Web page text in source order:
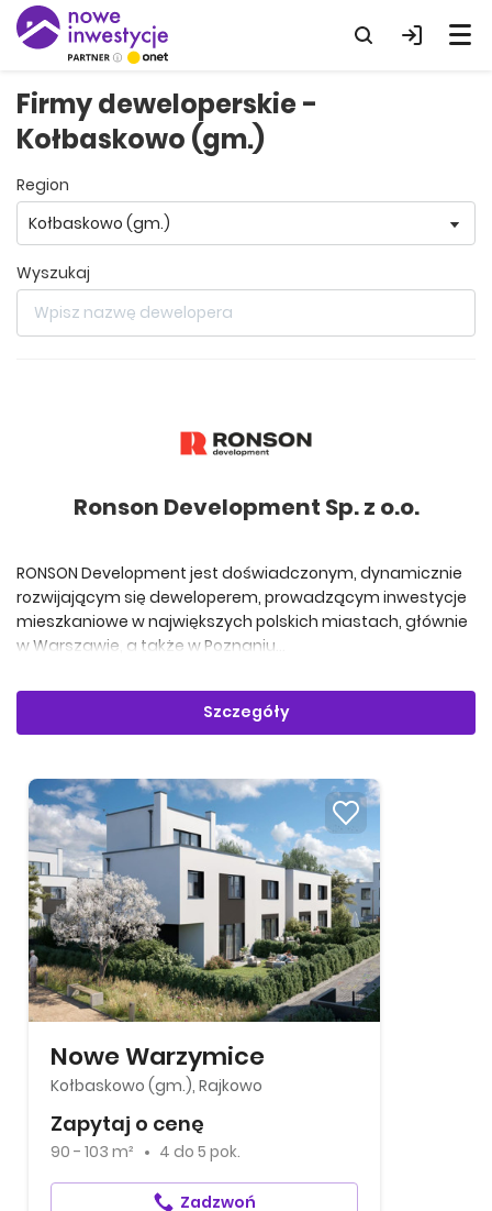
Firmy deweloperskie -
Kołbaskowo (gm.)
region
wyszukaj
Ronson Development Sp. z o.o.
RONSON Development jest doświadczonym, dynamicznie
rozwijającym się deweloperem, prowadzącym inwestycje
mieszkaniowe w największych polskich miastach, głównie
w Warszawie, a także w Poznaniu...
Szczegóły
Nowe Warzymice
Kołbaskowo (gm.), Rajkowo
Zapytaj o cenę
90 - 103 m² 4 do 5 pok.
Zadzwoń